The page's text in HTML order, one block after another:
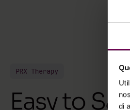
di
PRX Therapy
Easy to